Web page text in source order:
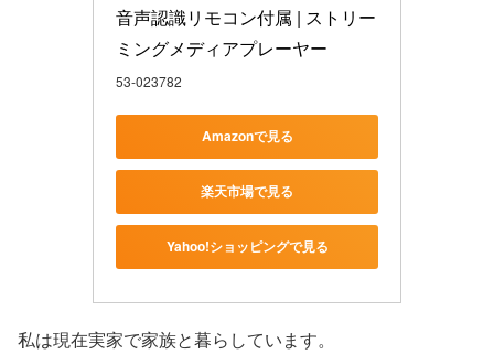
音声認識リモコン付属 | ストリー
ミングメディアプレーヤー
53-023782
Amazonで見る
楽天市場で見る
Yahoo!ショッピングで見る
私は現在実家で家族と暮らしています。